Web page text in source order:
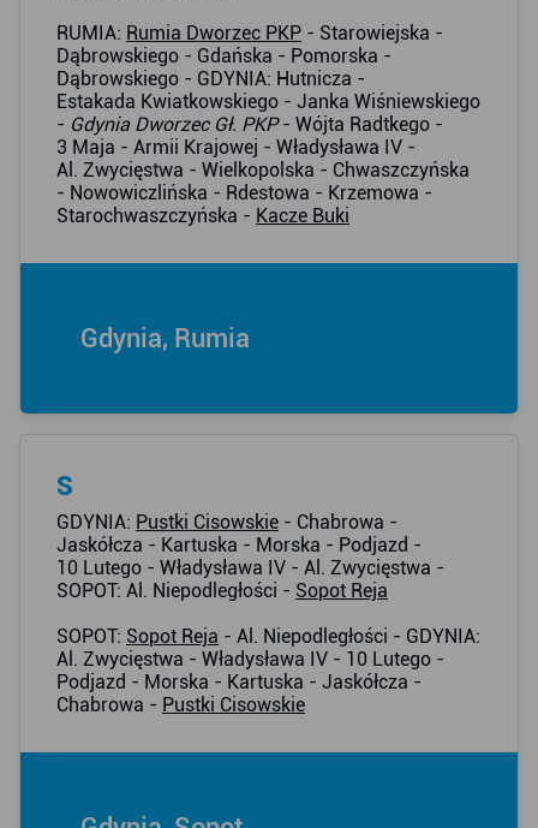
RUMIA: Rumia Dworzec PKP - Starowiejska -
Dąbrowskiego - Gdańska - Pomorska -
Dąbrowskiego - GDYNIA: Hutnicza -
Estakada Kwiatkowskiego - Janka Wiśniewskiego
- Gdynia Dworzec Gł. PKP- Wójta Radtkego -
3 Maja - Armii Krajowej - Władysława IV -
Al. Zwycięstwa - Wielkopolska - Chwaszczyńska
- Nowowiczlińska - Rdestowa - Krzemowa -
Starochwaszczyńska - Kacze Buki
Gdynia, Rumia
S
GDYNIA: Pustki Cisowskie - Chabrowa -
Jaskółcza - Kartuska - Morska - Podjazd -
10 Lutego - Władysława IV - Al. Zwycięstwa -
SOPOT: Al. Niepodległości - Sopot Reja
SOPOT: Sopot Reja - Al. Niepodległości - GDYNIA:
Al. Zwycięstwa - Władysława IV - 10 Lutego -
Podjazd - Morska - Kartuska - Jaskółcza -
Chabrowa - Pustki Cisowskie